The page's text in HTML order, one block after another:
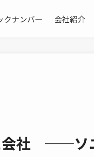
クナンバー 会社紹介
会社 ──ソ